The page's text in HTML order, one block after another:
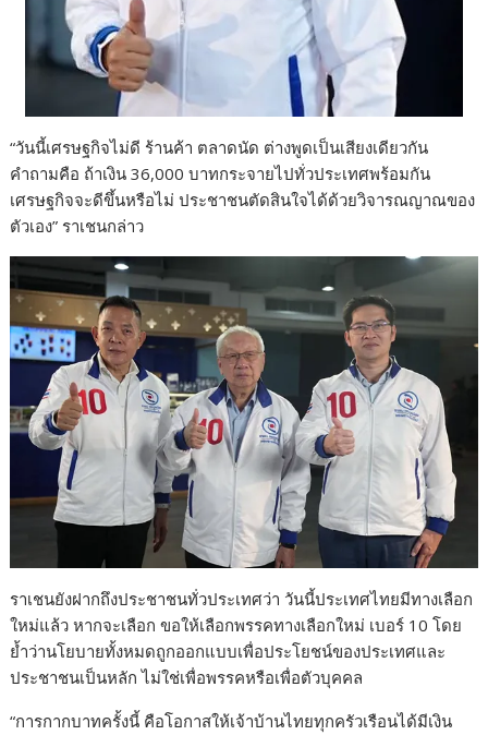
“วันนี้เศรษฐกิจไม่ดี ร้านค้า ตลาดนัด ต่างพูดเป็นเสียงเดียวกัน
คำถามคือ ถ้าเงิน 36,000 บาทกระจายไปทั่วประเทศพร้อมกัน
เศรษฐกิจจะดีขึ้นหรือไม่ ประชาชนตัดสินใจได้ด้วยวิจารณญาณของ
ตัวเอง” ราเชนกล่าว
ราเชนยังฝากถึงประชาชนทั่วประเทศว่า วันนี้ประเทศไทยมีทางเลือก
ใหม่แล้ว หากจะเลือก ขอให้เลือกพรรคทางเลือกใหม่ เบอร์ 10 โดย
ย้ำว่านโยบายทั้งหมดถูกออกแบบเพื่อประโยชน์ของประเทศและ
ประชาชนเป็นหลัก ไม่ใช่เพื่อพรรคหรือเพื่อตัวบุคคล
“การกากบาทครั้งนี้ คือโอกาสให้เจ้าบ้านไทยทุกครัวเรือนได้มีเงิน